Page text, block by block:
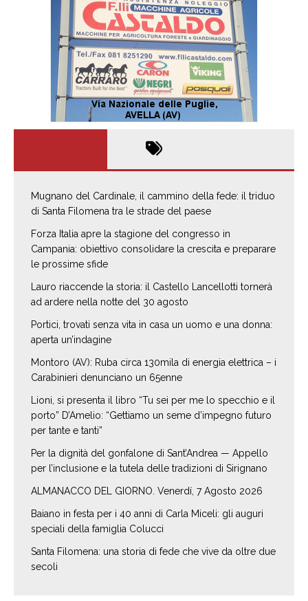
Mugnano del Cardinale, il cammino della fede: il triduo
di Santa Filomena tra le strade del paese
Forza Italia apre la stagione del congresso in
Campania: obiettivo consolidare la crescita e preparare
le prossime sfide
Lauro riaccende la storia: il Castello Lancellotti tornerà
ad ardere nella notte del 30 agosto
Portici, trovati senza vita in casa un uomo e una donna:
aperta un’indagine
Montoro (AV): Ruba circa 130mila di energia elettrica – i
Carabinieri denunciano un 65enne
Lioni, si presenta il libro “Tu sei per me lo specchio e il
porto” D’Amelio: “Gettiamo un seme d’impegno futuro
per tante e tanti”
Per la dignità del gonfalone di Sant’Andrea — Appello
per l’inclusione e la tutela delle tradizioni di Sirignano
ALMANACCO DEL GIORNO. Venerdí, 7 Agosto 2026
Baiano in festa per i 40 anni di Carla Miceli: gli auguri
speciali della famiglia Colucci
Santa Filomena: una storia di fede che vive da oltre due
secoli